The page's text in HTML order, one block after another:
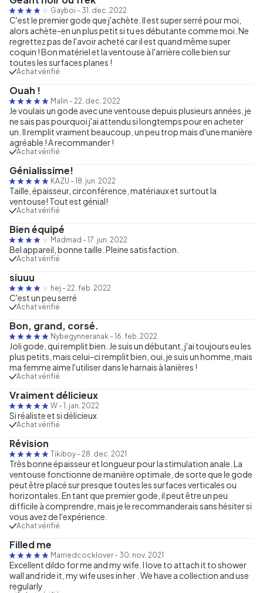
Gayboi - 31. dec. 2022
C'est le premier gode que j'achète. Il est super serré pour moi,
alors achète-en un plus petit si tu es débutante comme moi. Ne
regrettez pas de l'avoir acheté car il est quand même super
coquin ! Bon matériel et la ventouse à l'arrière colle bien sur
toutes les surfaces planes !
Achat vérifié
Ouah !
Malin - 22. dec. 2022
Je voulais un gode avec une ventouse depuis plusieurs années, je
ne sais pas pourquoi j'ai attendu si longtemps pour en acheter
un. Il remplit vraiment beaucoup, un peu trop mais d'une manière
agréable ! A recommander !
Achat vérifié
Génialissime!
KAZU - 18. jun. 2022
Taille, épaisseur, circonférence, matériaux et surtout la
ventouse! Tout est génial!
Achat vérifié
Bien équipé
Madmad - 17. jun. 2022
Bel appareil, bonne taille. Pleine satisfaction.
Achat vérifié
siuuu
hej - 22. feb. 2022
C'est un peu serré
Achat vérifié
Bon, grand, corsé.
Nybegynneranak - 16. feb. 2022
Joli gode, qui remplit bien. Je suis un débutant, j'ai toujours eu les
plus petits, mais celui-ci remplit bien, oui, je suis un homme, mais
ma femme aime l'utiliser dans le harnais à lanières !
Achat vérifié
Vraiment délicieux
W - 1. jan. 2022
Si réaliste et si délicieux
Achat vérifié
Révision
Tikiboy - 28. dec. 2021
Très bonne épaisseur et longueur pour la stimulation anale. La
ventouse fonctionne de manière optimale, de sorte que le gode
peut être placé sur presque toutes les surfaces verticales ou
horizontales. En tant que premier gode, il peut être un peu
difficile à comprendre, mais je le recommanderais sans hésiter si
vous avez de l'expérience.
Achat vérifié
Filled me
Marriedcocklover - 30. nov. 2021
Excellent dildo for me and my wife. I love to attach it to shower
wall and ride it, my wife uses in her . We have a collection and use
regularly